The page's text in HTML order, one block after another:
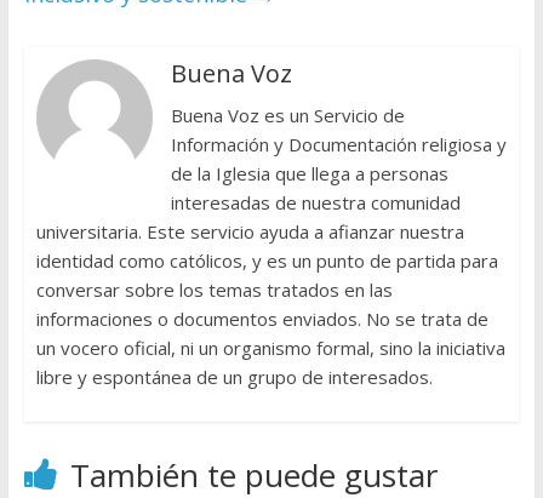
Buena Voz
Buena Voz es un Servicio de
Información y Documentación religiosa y
de la Iglesia que llega a personas
interesadas de nuestra comunidad
universitaria. Este servicio ayuda a afianzar nuestra
identidad como católicos, y es un punto de partida para
conversar sobre los temas tratados en las
informaciones o documentos enviados. No se trata de
un vocero oficial, ni un organismo formal, sino la iniciativa
libre y espontánea de un grupo de interesados.
También te puede gustar